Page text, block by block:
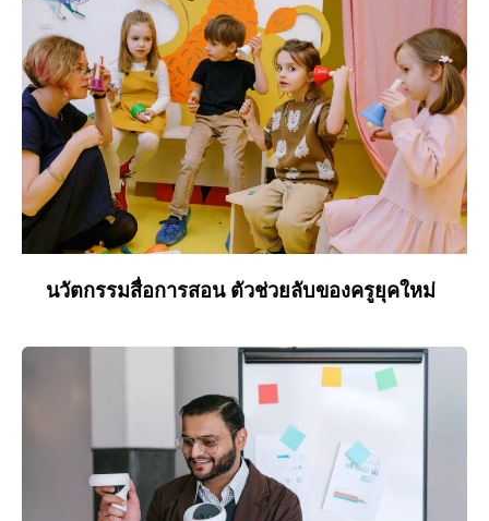
นวัตกรรมสื่อการสอน ตัวช่วยลับของครูยุคใหม่